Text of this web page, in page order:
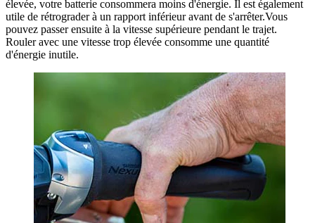
élevée, votre batterie consommera moins d'énergie. Il est également
utile de rétrograder à un rapport inférieur avant de s'arrêter.Vous
pouvez passer ensuite à la vitesse supérieure pendant le trajet.
Rouler avec une vitesse trop élevée consomme une quantité
d'énergie inutile.